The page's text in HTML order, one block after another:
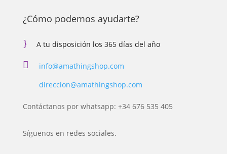
¿Cómo podemos ayudarte?
} A tu disposición los 365 días del año

info@amathingshop.com
direccion@amathingshop.com
Contáctanos por whatsapp: +34 676 535 405
Síguenos en redes sociales.